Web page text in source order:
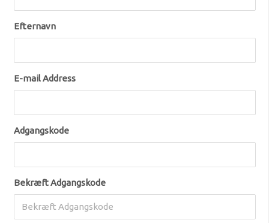
Efternavn
E-mail Address
Adgangskode
Bekræft Adgangskode